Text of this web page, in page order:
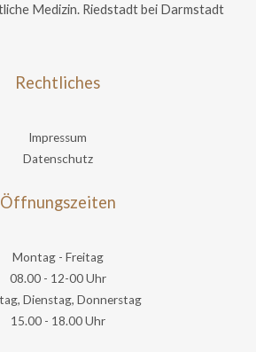
Medizin. Riedstadt bei Darmstadt
Rechtliches
Impressum
Datenschutz
Öffnungszeiten
Montag - Freitag
08.00 - 12-00 Uhr
Dienstag, Donnerstag
15.00 - 18.00 Uhr